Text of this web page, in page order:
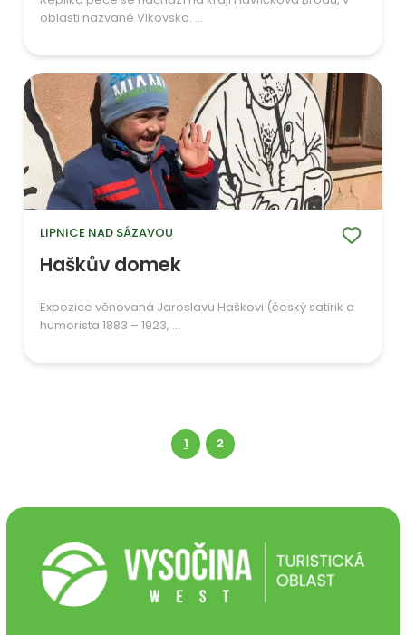
oblasti nazvané Vlkovsko. ...
LIPNICE NAD SÁZAVOU
Haškův domek
Expozice věnovaná Jaroslavu Haškovi (český satirik a
humorista 1883 – 1923, ...
1 2